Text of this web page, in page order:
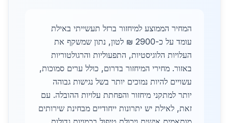
המחיר הממוצע למיחזור ברזל תעשייתי באילת
עומד על כ-2900 ₪ לטון, נתון שמשקף את
העלויות הלוגיסטיות, התפעוליות והרגולטוריות
באזור. מחירי המיחזור בדרום, כולל ערים סמוכות,
עשויים להיות נמוכים יותר בשל נגישות גבוהה
יותר למתקני מיחזור והפחתת עלויות ההובלה. עם
זאת, לאילת יש יתרונות ייחודיים מבחינת שירותים